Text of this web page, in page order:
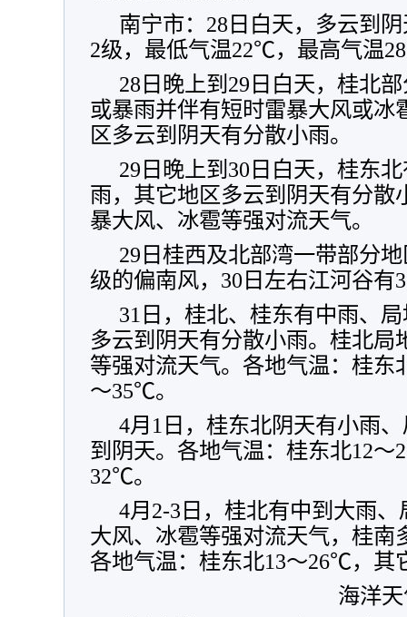
南宁市： 28日 白天，多云到
2级，最低气温22℃，最高气温
28日晚上到29日白天，桂北
或暴雨并伴有短时雷暴大风或冰
区多云到阴天有分散小雨。
29日晚上到30日白天，桂东
雨，其它地区多云到阴天有分散
暴大风、冰雹等强对流天气。
29日桂西及北部湾一带部分
级的偏南风，30日左右江河谷
31日，桂北、桂东有中雨、
多云到阴天有分散小雨。桂北局
等强对流天气。各地气温：桂东
～35℃。
4月1日，桂东北阴天有小雨
到阴天。各地气温：桂东北12
32℃。
4月2-3日，桂北有中到大雨
大风、冰雹等强对流天气，桂南
各地气温：桂东北13～26℃，其
海洋天